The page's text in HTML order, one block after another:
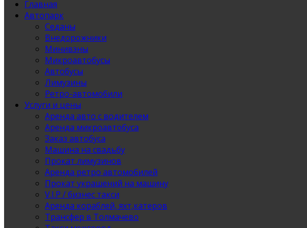
Главная
Автопарк
Седаны
Внедорожники
Минивэны
Микроавтобусы
Автобусы
Лимузины
Ретро-автомобили
Услуги и цены
Аренда авто с водителем
Аренда микроавтобуса
Заказ автобуса
Машина на свадьбу
Прокат лимузинов
Аренда ретро автомобилей
Прокат украшений на машину
V.I.P / бизнес такси
Аренда кораблей, яхт,катеров
Трансфер в Толмачево